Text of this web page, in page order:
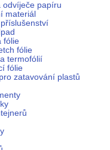
odvíječe papíru
materiál
fólie
fólie
termofólií
fólie
zatavování plastů